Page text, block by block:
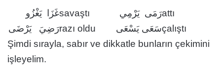
غَزَا يَغْزُوsavaştı رَمَى يَرْمِيattı
رَضِيَ يَرْضَىrazı oldu سَعَى يَسْعَىçalıştı
Şimdi sırayla, sabır ve dikkatle bunların çekimini
işleyelim.